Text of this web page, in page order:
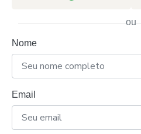
ou
Nome
Email